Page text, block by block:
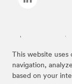
This website
navigation,
based on your
Las marcas